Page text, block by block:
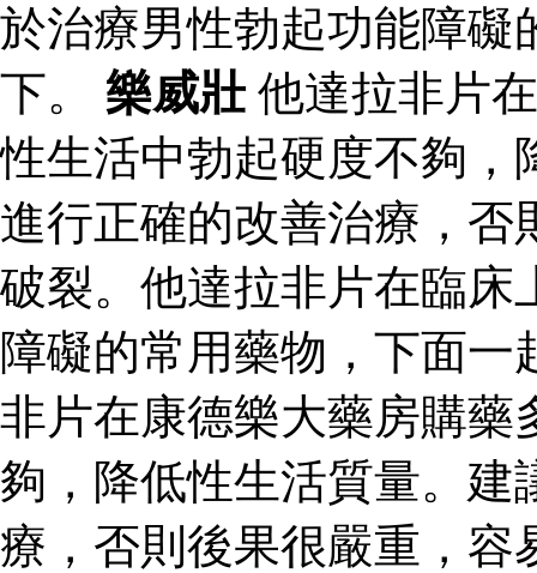
於治療男性勃起功能障礙
下。 樂威壯他達拉非片
性生活中勃起硬度不夠，
進行正確的改善治療，否
破裂。他達拉非片在臨床
障礙的常用藥物，下面
非片在康德樂大藥房購藥
夠，降低性生活質量。建
療，否則後果很嚴重，容